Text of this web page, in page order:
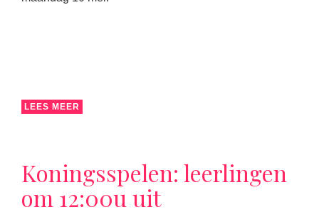
LEES MEER
Koningsspelen: leerlingen
om 12:00u uit